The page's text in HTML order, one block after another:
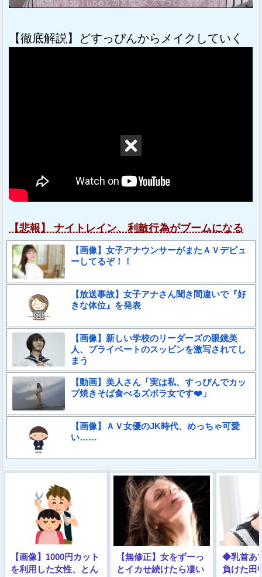
【徹底解説】どすっぴんからメイクしていく
【悲報】 ナイトレイン、利敵行為がブームになる
【画像】女子アナウンサーがまたＡＶデビュ
ーしてるぞ！！
【放送事故】女子アナさん聞き間違いで『好
きな体位』を発表
【画像】新しい学校のリーダーズの眼鏡美
人、プライベートのスッピンを激写されてし
まう
【動画】美人さん「実は私、すっぴんでカッ
プ焼きそば食べるズボラ女です❤️」
【画像】ＡＶ女優のJK時代、めっちゃ可愛
い……
【画像】1000円カット
を利用した女性、とん
【無修正】女をずーっ
とイカせ続けたら凄い
◆乳首あ
負けた田